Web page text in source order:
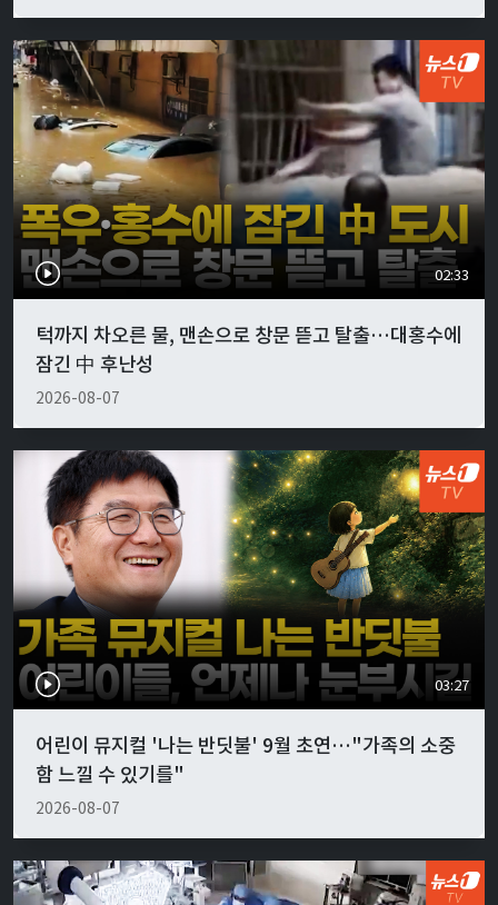
02:33
턱까지 차오른 물, 맨손으로 창문 뜯고 탈출…대홍수에
잠긴 中 후난성
2026-08-07
03:27
어린이 뮤지컬 '나는 반딧불' 9월 초연…"가족의 소중
함 느낄 수 있기를"
2026-08-07